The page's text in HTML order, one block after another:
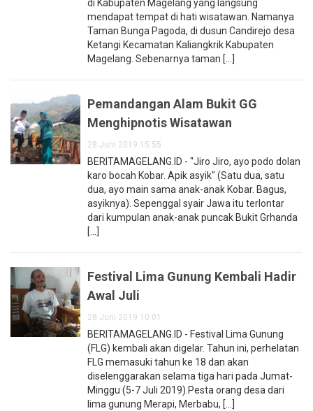
di Kabupaten Magelang yang langsung
mendapat tempat di hati wisatawan. Namanya
Taman Bunga Pagoda, di dusun Candirejo desa
Ketangi Kecamatan Kaliangkrik Kabupaten
Magelang. Sebenarnya taman [...]
Pemandangan Alam Bukit GG
Menghipnotis Wisatawan
28 Juni 2019 15:55
BERITAMAGELANG.ID - "Jiro Jiro, ayo podo dolan
karo bocah Kobar. Apik asyik" (Satu dua, satu
dua, ayo main sama anak-anak Kobar. Bagus,
asyiknya). Sepenggal syair Jawa itu terlontar
dari kumpulan anak-anak puncak Bukit Grhanda
[...]
Festival Lima Gunung Kembali Hadir
Awal Juli
28 Juni 2019 10:01
BERITAMAGELANG.ID - Festival Lima Gunung
(FLG) kembali akan digelar. Tahun ini, perhelatan
FLG memasuki tahun ke 18 dan akan
diselenggarakan selama tiga hari pada Jumat-
Minggu (5-7 Juli 2019).Pesta orang desa dari
lima gunung Merapi, Merbabu, [...]